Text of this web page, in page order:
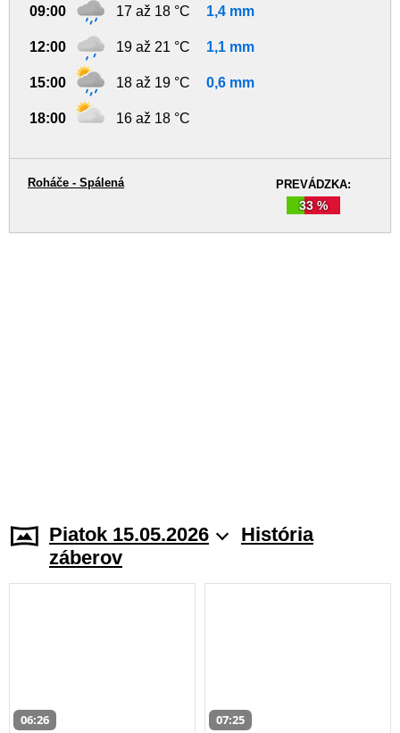
09:00 17 až 18 °C 1,4 mm
12:00 19 až 21 °C 1,1 mm
15:00 18 až 19 °C 0,6 mm
18:00 16 až 18 °C
PREVÁDZKA:
33 %
Roháče - Spálená
Piatok 15.05.2026
História
záberov
06:26 07:25